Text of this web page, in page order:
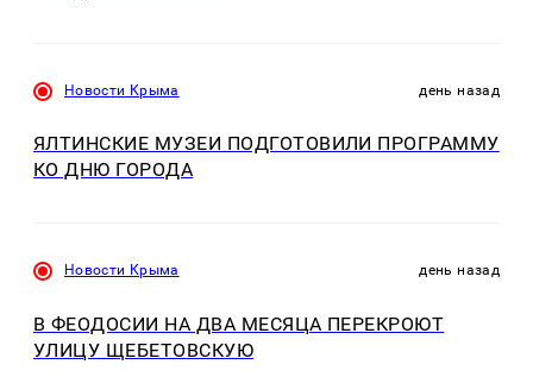
Новости Крыма день назад
ЯЛТИНСКИЕ МУЗЕИ ПОДГОТОВИЛИ ПРОГРАММУ
КО ДНЮ ГОРОДА
Новости Крыма день назад
В ФЕОДОСИИ НА ДВА МЕСЯЦА ПЕРЕКРОЮТ
УЛИЦУ ЩЕБЕТОВСКУЮ